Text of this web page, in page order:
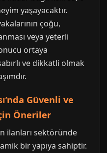
yaşayacaktır.
çoğu,
veya yeterli
ortaya
ve dikkatli olmak
Güvenli ve
Öneriler
ilanları sektöründe
bir yapıya sahiptir.